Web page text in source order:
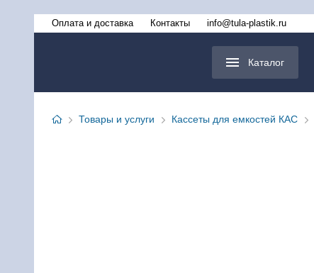
Оплата и доставка Контакты info@tula-plastik.ru
Каталог
Товары и услуги Кассеты для емкостей КАС